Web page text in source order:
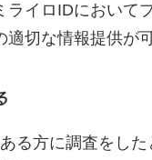
イロIDにおいて
切な情報提供が
る方に調査をし